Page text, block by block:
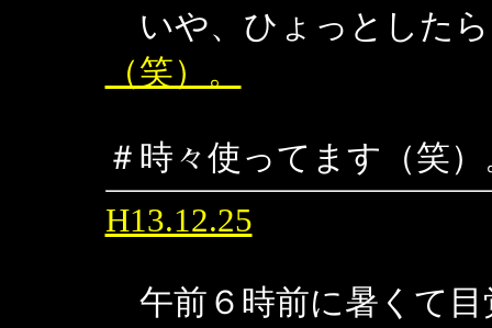
いや、ひょっとした
（笑）。
＃時々使ってます（笑）
H13.12.25
午前６時前に暑くて目